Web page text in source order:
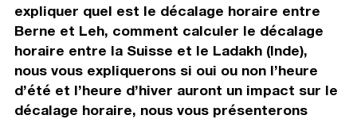
expliquer quel est le décalage horaire entre
Berne et Leh, comment calculer le décalage
horaire entre la Suisse et le Ladakh (Inde),
nous vous expliquerons si oui ou non l’heure
d’été et l’heure d’hiver auront un impact sur le
décalage horaire, nous vous présenterons